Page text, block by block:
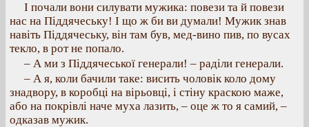
І почали вони силувати мужика: повези та й повези
нас на Піддячеську! І що ж би ви думали! Мужик знав
навіть Піддячеську, він там був, мед-вино пив, по вусах
текло, в рот не попало.
– А ми з Піддячеської генерали! – раділи генерали.
– А я, коли бачили таке: висить чоловік коло дому
знадвору, в коробці на вірьовці, і стіну краскою маже,
або на покрівлі наче муха лазить, – оце ж то я самий, –
одказав мужик.